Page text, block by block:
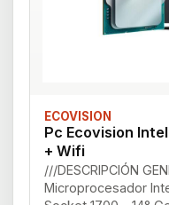
ECOVISION
Pc Ecovision Intel
+ Wifi
///DESCRIPCIÓN
Microprocesador